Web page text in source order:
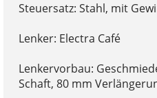
Steuersatz: Stahl, mit
Lenker: Electra Café
Lenkervorbau:
Schaft, 80 mm